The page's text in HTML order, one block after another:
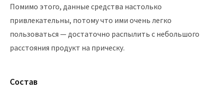
Помимо этого, данные средства настолько
привлекательны, потому что ими очень легко
пользоваться — достаточно распылить с небольшого
расстояния продукт на прическу.
Состав